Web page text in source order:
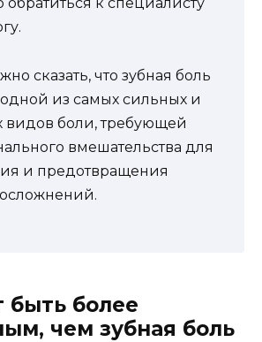
к специалисту
сказать, что зубная боль
из самых сильных и
видов боли, требующей
вмешательства для
и предотвращения
быть более
чем зубная боль